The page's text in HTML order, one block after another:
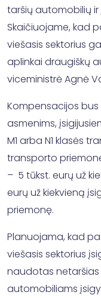
taršių automobilių
Skaičiuojame, kad
viešasis sektorius
aplinkai draugiškų
viceministrė Agnė
Kompensacijos bus
asmenims,
M1 arba N1 klasės
transporto
– 5 tūkst. eurų už
eurų už kiekvieną
priemonę.
Planuojama, kad
viešasis sektorius
naudotas
automobiliams